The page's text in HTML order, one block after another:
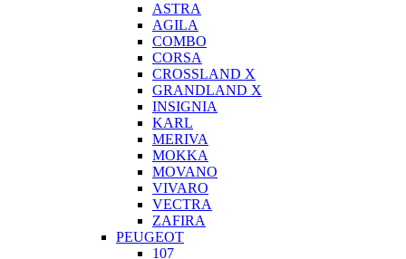
ASTRA
AGILA
COMBO
CORSA
CROSSLAND X
GRANDLAND X
INSIGNIA
KARL
MERIVA
MOKKA
MOVANO
VIVARO
VECTRA
ZAFIRA
PEUGEOT
107